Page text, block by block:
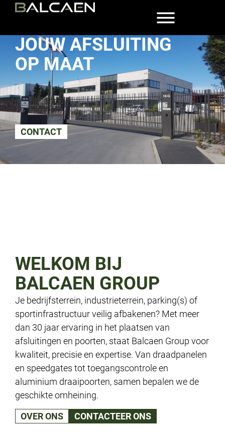
JOUW AFSLUITING
OP MAAT
CONTACT
WELKOM BIJ
BALCAEN GROUP
Je bedrijfsterrein, industrieterrein, parking(s) of
sportinfrastructuur veilig afbakenen? Met meer
dan 30 jaar ervaring in het plaatsen van
afsluitingen en poorten, staat Balcaen Group voor
kwaliteit, precisie en expertise. Van draadpanelen
en speedgates tot toegangscontrole en
aluminium draaipoorten, samen bepalen we de
geschikte omheining.
OVER ONS CONTACTEER ONS